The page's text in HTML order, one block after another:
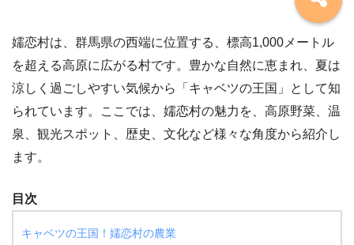
嬬恋村は、群馬県の西端に位置する、標高1,000メートル
を超える高原に広がる村です。豊かな自然に恵まれ、夏は
涼しく過ごしやすい気候から「キャベツの王国」として知
られています。ここでは、嬬恋村の魅力を、高原野菜、温
泉、観光スポット、歴史、文化など様々な角度から紹介し
ます。
目次
キャベツの王国！嬬恋村の農業